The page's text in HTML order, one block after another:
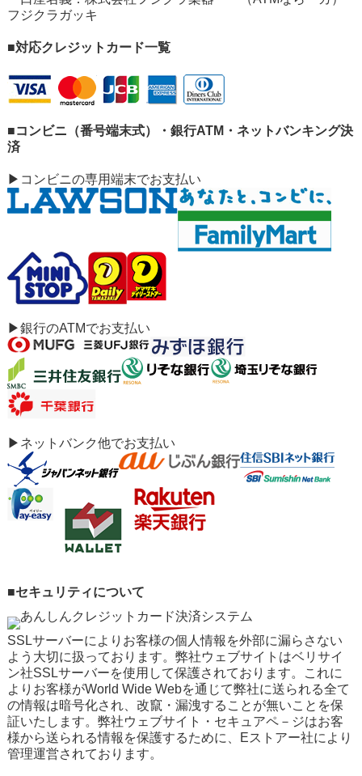
フジクラガッキ
■対応クレジットカード一覧
■コンビニ（番号端末式）・銀行ATM・ネットバンキング決
済
▶コンビニの専用端末でお支払い
▶銀行のATMでお支払い
▶ネットバンク他でお支払い
■セキュリティについて
SSLサーバーによりお客様の個人情報を外部に漏らさない
よう大切に扱っております。弊社ウェブサイトはベリサイ
ン社SSLサーバーを使用して保護されております。これに
よりお客様がWorld Wide Webを通じて弊社に送られる全て
の情報は暗号化され、改竄・漏洩することが無いことを保
証いたします。弊社ウェブサイト・セキュアペ－ジはお客
様から送られる情報を保護するために、Eストアー社により
管理運営されております。